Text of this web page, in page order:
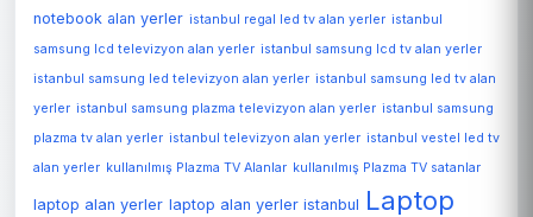
notebook alan yerler istanbul regal led tv alan yerler istanbul
samsung lcd televizyon alan yerler istanbul samsung lcd tv alan yerler
istanbul samsung led televizyon alan yerler istanbul samsung led tv alan
yerler istanbul samsung plazma televizyon alan yerler istanbul samsung
plazma tv alan yerler istanbul televizyon alan yerler istanbul vestel led tv
alan yerler kullanılmış Plazma TV Alanlar kullanılmış Plazma TV satanlar
laptop alan yerler laptop alan yerler istanbul Laptop